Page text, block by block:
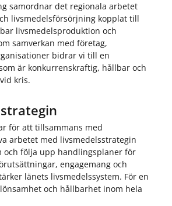
samordnar det regionala arbetet
livsmedelsförsörjning kopplat till
livsmedelsproduktion och
samverkan med företag,
bidrar vi till en
är konkurrenskraftig, hållbar och
kris.
för att tillsammans med
arbetet med livsmedelsstrategin
och följa upp handlingsplaner för
engagemang och
länets livsmedelssystem. För en
och hållbarhet inom hela